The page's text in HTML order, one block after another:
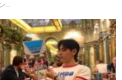
...